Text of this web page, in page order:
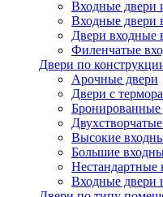
Входные двери
Входные двери
Двери входные
Филенчатые
Двери по
Арочные двери
Двери с
Бронированные
Высокие
Большие
Нестандартные
Входные двери